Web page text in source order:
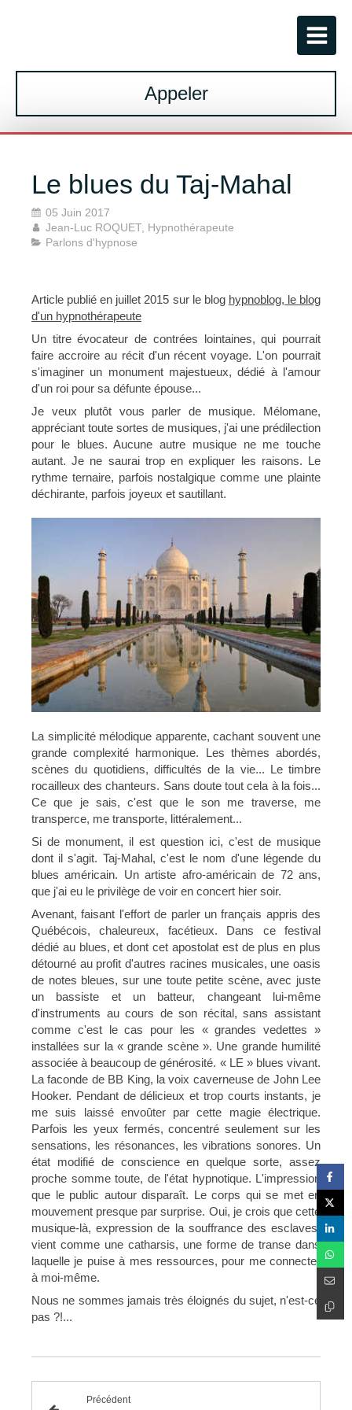
Appeler
Le blues du Taj-Mahal
05 Juin 2017
Jean-Luc ROQUET, Hypnothérapeute
Parlons d'hypnose
Article publié en juillet 2015 sur le blog hypnoblog, le blog
d'un hypnothérapeute
Un titre évocateur de contrées lointaines, qui pourrait
faire accroire au récit d'un récent voyage. L'on pourrait
s'imaginer un monument majestueux, dédié à l'amour
d'un roi pour sa défunte épouse...
Je veux plutôt vous parler de musique. Mélomane,
appréciant toute sortes de musiques, j'ai une prédilection
pour le blues. Aucune autre musique ne me touche
autant. Je ne saurai trop en expliquer les raisons. Le
rythme ternaire, parfois nostalgique comme une plainte
déchirante, parfois joyeux et sautillant.
La simplicité mélodique apparente, cachant souvent une
grande complexité harmonique. Les thèmes abordés,
scènes du quotidiens, difficultés de la vie... Le timbre
rocailleux des chanteurs. Sans doute tout cela à la fois...
Ce que je sais, c'est que le son me traverse, me
transperce, me transporte, littéralement...
Si de monument, il est question ici, c'est de musique
dont il s'agit. Taj-Mahal, c'est le nom d'une légende du
blues américain. Un artiste afro-américain de 72 ans,
que j'ai eu le privilège de voir en concert hier soir.
Avenant, faisant l'effort de parler un français appris des
Québécois, chaleureux, facétieux. Dans ce festival
dédié au blues, et dont cet apostolat est de plus en plus
détourné au profit d'autres racines musicales, une oasis
de notes bleues, sur une toute petite scène, avec juste
un bassiste et un batteur, changeant lui-même
d'instruments au cours de son récital, sans assistant
comme c'est le cas pour les « grandes vedettes »
installées sur la « grande scène ». Une grande humilité
associée à beaucoup de générosité. « LE » blues vivant.
La faconde de BB King, la voix caverneuse de John Lee
Hooker. Pendant de délicieux et trop courts instants, je
me suis laissé envoûter par cette magie électrique.
Parfois les yeux fermés, concentré seulement sur les
sensations, les résonances, les vibrations sonores. Un
état modifié de conscience en quelque sorte, assez
proche somme toute, de l'état hypnotique. L'impression
que le public autour disparaît. Le corps qui se met en
mouvement presque par surprise. Oui, je crois que cette
musique-là, expression de la souffrance des esclaves,
vient comme une catharsis, une forme de transe dans
laquelle je puise à mes ressources, pour me connecter
à moi-même.
Nous ne sommes jamais très éloignés du sujet, n'est-ce
pas ?!...
Précédent